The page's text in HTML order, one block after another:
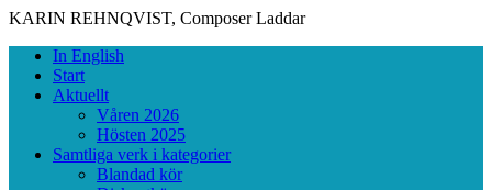
KARIN REHNQVIST, Composer Laddar
Skip
content
Primary
Menu
In English
Start
Aktuellt
Våren 2026
Hösten 2025
Samtliga verk i kategorier
Blandad kör